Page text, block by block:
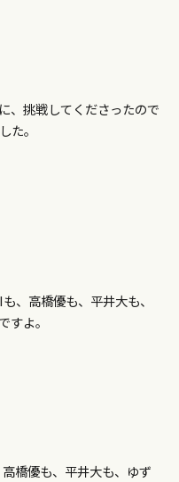
、挑戦してくださったので
た。
、高橋優も、平井大も、
すよ。
橋優も、平井大も、ゆず